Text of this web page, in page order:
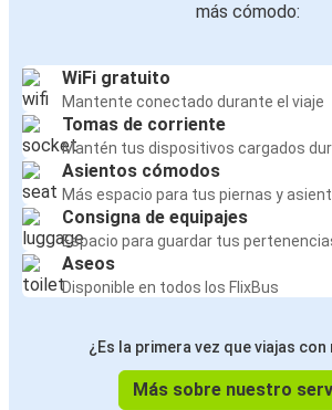
más cómodo:
WiFi gratuito
Mantente conectado durante el viaje
Tomas de corriente
Mantén tus dispositivos cargados
Asientos cómodos
Más espacio para tus piernas y
Consigna de equipajes
Espacio para guardar tus
Aseos
Disponible en todos los FlixBus
¿Es la primera vez que viajas
Más sobre nuestro